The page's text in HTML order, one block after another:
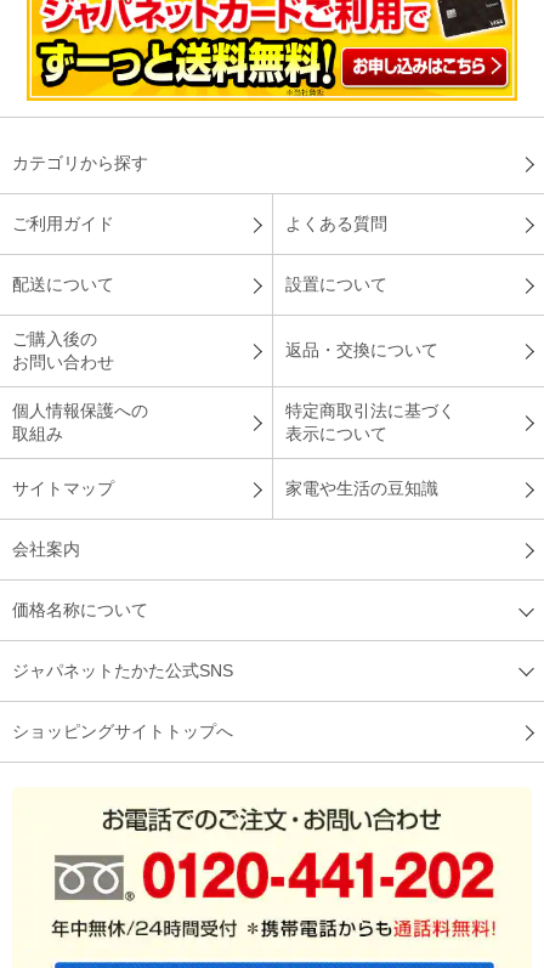
カテゴリから探す
ご利用ガイド よくある質問
配送について 設置について
ご購入後の
お問い合わせ
返品・交換について
個人情報保護への
取組み
特定商取引法に基づく
表示について
サイトマップ 家電や生活の豆知識
会社案内
価格名称について
ジャパネットたかた公式SNS
ショッピングサイトトップへ